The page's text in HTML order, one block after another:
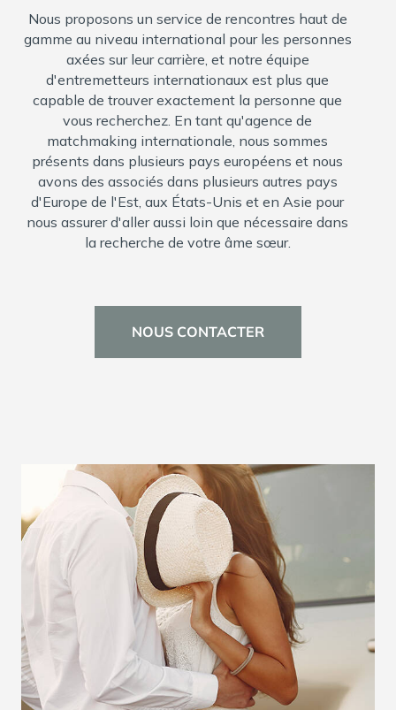
Nous proposons un service de rencontres haut de
gamme au niveau international pour les personnes
axées sur leur carrière, et notre équipe
d'entremetteurs internationaux est plus que
capable de trouver exactement la personne que
vous recherchez. En tant qu'agence de
matchmaking internationale, nous sommes
présents dans plusieurs pays européens et nous
avons des associés dans plusieurs autres pays
d'Europe de l'Est, aux États-Unis et en Asie pour
nous assurer d'aller aussi loin que nécessaire dans
la recherche de votre âme sœur.
NOUS CONTACTER